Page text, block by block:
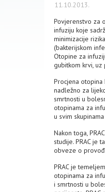
11.10.2013.
Povjerenstvo za
infuziju koje
minimizacije
(bakterijskom
Otopine za
gubitkom krvi,
Procjena
nadležno za
smrtnosti u
otopinama za
u svim
Nakon toga,
studije. PRAC je
obveze o
PRAC je
otopinama za
i smrtnosti u